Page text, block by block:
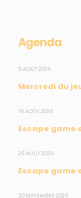
Agenda
5 AOÛT 2026
Mercredi du
19 AOÛT 2026
Escape game
26 AOÛT 2026
Escape game
30 SEPTEMBRE 2026
Collectivités
Mesures
Mesures du réseau
SUIVEZ-NOUS
CONTACT